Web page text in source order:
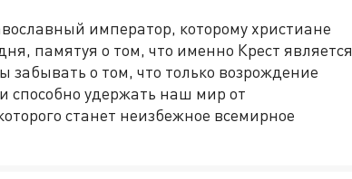
император, которому христиане
памятуя о том, что именно Крест является
о том, что только возрождение
способно удержать наш мир от
станет неизбежное всемирное